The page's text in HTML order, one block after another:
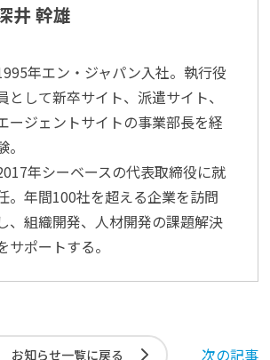
井 幹雄
年エン・ジャパン入社。執行役
として新卒サイト、派遣サイト、
ージェントサイトの事業部長を経
。
年シーベースの代表取締役に就
。年間100社を超える企業を訪問
し、組織開発、人材開発の課題解決
サポートする。
お知らせ一覧に戻る 次の記事